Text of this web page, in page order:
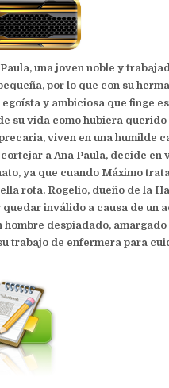
una joven noble y
por lo que con su
y ambiciosa que finge
su vida como hubiera querido
viven en una humilde
a Ana Paula, decide en
ya que cuando Máximo
rota. Rogelio, dueño de la
inválido a causa de un
hombre despiadado, amargado
trabajo de enfermera para